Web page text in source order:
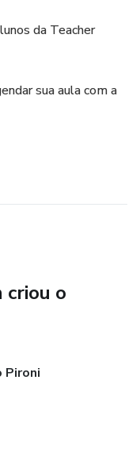
da Teacher
sua aula com a
criou o
Pironi